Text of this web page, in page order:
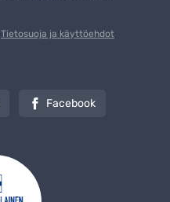
Tietosuoja ja käyttöehdot
Facebook